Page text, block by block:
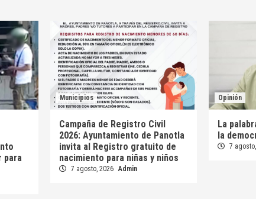
para
Municipios
Campaña de Registro Civil
2026: Ayuntamiento de Panotla
invita al Registro gratuito de
nacimiento para niñas y niños
7 agosto, 2026 Admin
Opinión
La
la
7